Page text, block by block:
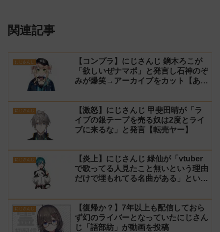
関連記事
にじさんじ
【コンプラ】にじさんじ 鏑木ろこが
「欲しいぜナマポ」と発言し石神のぞ
みが爆笑→アーカイブをカット【あら
にじさんじ
【激怒】にじさんじ 甲斐田晴が「ラ
イブの銀テープを売る奴は2度とライ
ブに来るな」と発言【転売ヤー】
にじさんじ
【炎上】にじさんじ 緑仙が「vtuber
で歌ってる人見たこと無いという理由
だけで埋もれてる名曲がある」という
にじさんじ
【復帰か？】7年以上も配信しておら
ず幻のライバーとなっていたにじさん
じ「語部紡」が動画を投稿